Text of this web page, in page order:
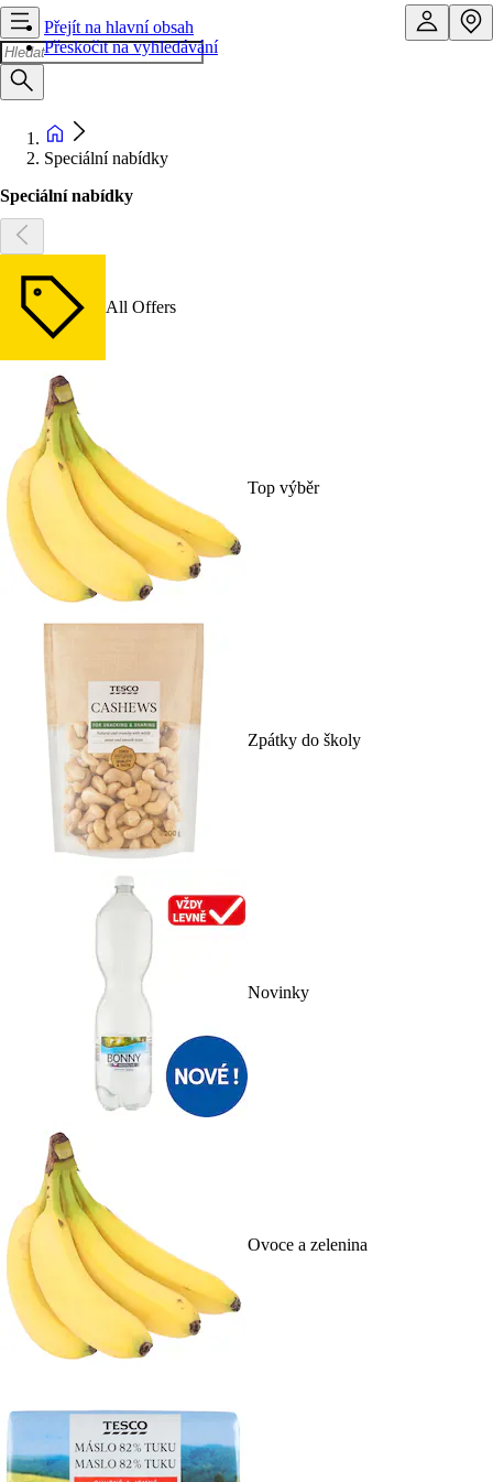
Přejít na hlavní obsah
Přeskočit na vyhledávání
Speciální nabídky
Speciální nabídky
All Offers
Top výběr
Zpátky do školy
Novinky
Ovoce a zelenina